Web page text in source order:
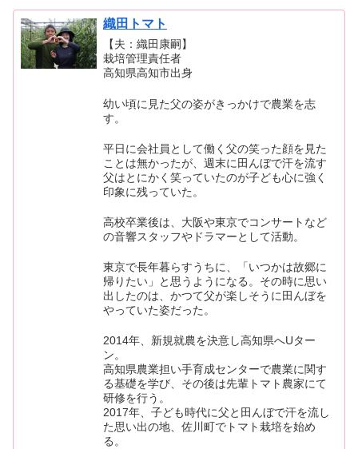
織田トマト
【夫：織田康嗣】
栽培管理責任者
高知県高知市出身
幼い頃に見た父の姿がきっかけで農業を志
す。
平日に会社員として働く父の笑った顔を見た
ことは無かったが、週末に田んぼで汗を流す
父はとにかく笑っていたのが子ども心に強く
印象に残っていた。
高校卒業後は、大阪や東京でコンサートなど
の音響スタッフやドラマーとして活動。
東京で長年暮らすうちに、「いつかは故郷に
帰りたい」と思うようになる。その時に思い
出したのは、かつて父が楽しそうに田んぼを
やっていた姿だった。
2014年、新規就農を決意し高知県へUター
ン。
高知県農業担い手育成センターで農業に関す
る基礎を学び、その後は先輩トマト農家にて
研修を行う。
2017年、子ども時代に父と田んぼで汗を流し
た思い出の地、佐川町でトマト栽培を始め
る。